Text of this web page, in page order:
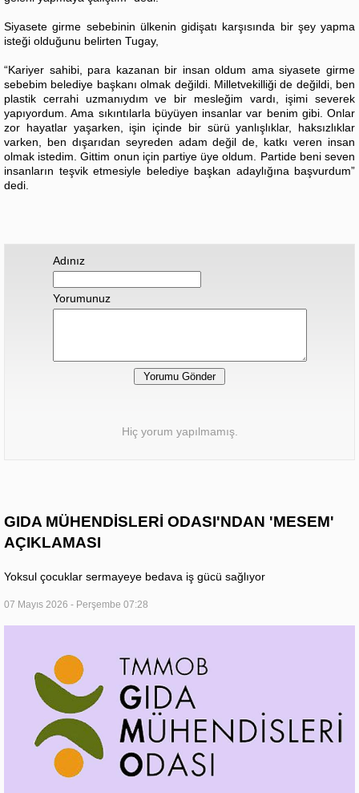
Siyasete girme sebebinin ülkenin gidişatı karşısında bir şey yapma
isteği olduğunu belirten Tugay,
“Kariyer sahibi, para kazanan bir insan oldum ama siyasete girme
sebebim belediye başkanı olmak değildi. Milletvekilliği de değildi, ben
plastik cerrahi uzmanıydım ve bir mesleğim vardı, işimi severek
yapıyordum. Ama sıkıntılarla büyüyen insanlar var benim gibi. Onlar
zor hayatlar yaşarken, işin içinde bir sürü yanlışlıklar, haksızlıklar
varken, ben dışarıdan seyreden adam değil de, katkı veren insan
olmak istedim. Gittim onun için partiye üye oldum. Partide beni seven
insanların teşvik etmesiyle belediye başkan adaylığına başvurdum”
dedi.
Adınız
Yorumunuz
Hiç yorum yapılmamış.
GIDA MÜHENDİSLERİ ODASI'NDAN 'MESEM'
AÇIKLAMASI
Yoksul çocuklar sermayeye bedava iş gücü sağlıyor
07 Mayıs 2026 - Perşembe 07:28